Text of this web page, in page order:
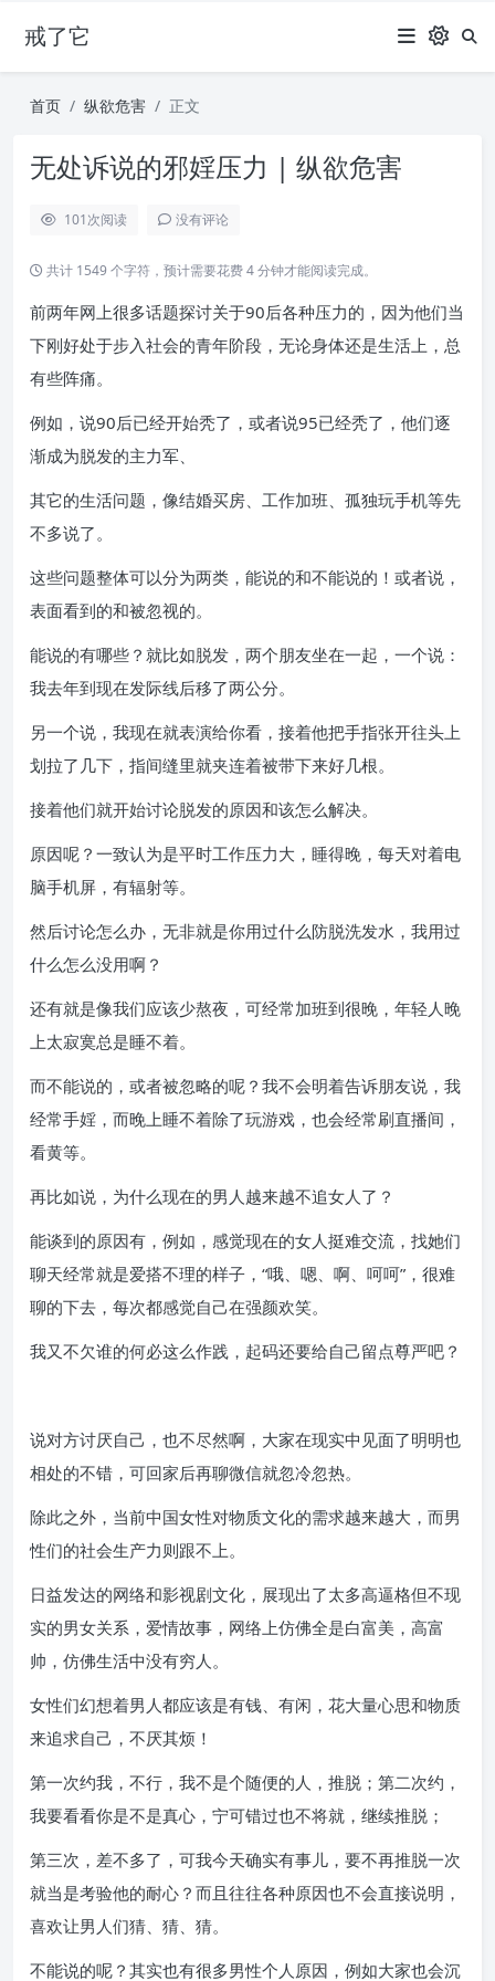
戒了它
首页 纵欲危害 正文
无处诉说的邪婬压力 | 纵欲危害
101次阅读 没有评论
共计 1549 个字符，预计需要花费 4 分钟才能阅读完成。
前两年网上很多话题探讨关于90后各种压力的，因为他们当
下刚好处于步入社会的青年阶段，无论身体还是生活上，总
有些阵痛。
例如，说90后已经开始秃了，或者说95已经秃了，他们逐
渐成为脱发的主力军、
其它的生活问题，像结婚买房、工作加班、孤独玩手机等先
不多说了。
这些问题整体可以分为两类，能说的和不能说的！或者说，
表面看到的和被忽视的。
能说的有哪些？就比如脱发，两个朋友坐在一起，一个说：
我去年到现在发际线后移了两公分。
另一个说，我现在就表演给你看，接着他把手指张开往头上
划拉了几下，指间缝里就夹连着被带下来好几根。
接着他们就开始讨论脱发的原因和该怎么解决。
原因呢？一致认为是平时工作压力大，睡得晚，每天对着电
脑手机屏，有辐射等。
然后讨论怎么办，无非就是你用过什么防脱洗发水，我用过
什么怎么没用啊？
还有就是像我们应该少熬夜，可经常加班到很晚，年轻人晚
上太寂寞总是睡不着。
而不能说的，或者被忽略的呢？我不会明着告诉朋友说，我
经常手婬，而晚上睡不着除了玩游戏，也会经常刷直播间，
看黄等。
再比如说，为什么现在的男人越来越不追女人了？
能谈到的原因有，例如，感觉现在的女人挺难交流，找她们
聊天经常就是爱搭不理的样子，“哦、嗯、啊、呵呵”，很难
聊的下去，每次都感觉自己在强颜欢笑。
我又不欠谁的何必这么作践，起码还要给自己留点尊严吧？
说对方讨厌自己，也不尽然啊，大家在现实中见面了明明也
相处的不错，可回家后再聊微信就忽冷忽热。
除此之外，当前中国女性对物质文化的需求越来越大，而男
性们的社会生产力则跟不上。
日益发达的网络和影视剧文化，展现出了太多高逼格但不现
实的男女关系，爱情故事，网络上仿佛全是白富美，高富
帅，仿佛生活中没有穷人。
女性们幻想着男人都应该是有钱、有闲，花大量心思和物质
来追求自己，不厌其烦！
第一次约我，不行，我不是个随便的人，推脱；第二次约，
我要看看你是不是真心，宁可错过也不将就，继续推脱；
第三次，差不多了，可我今天确实有事儿，要不再推脱一次
就当是考验他的耐心？而且往往各种原因也不会直接说明，
喜欢让男人们猜、猜、猜。
不能说的呢？其实也有很多男性个人原因，例如大家也会沉